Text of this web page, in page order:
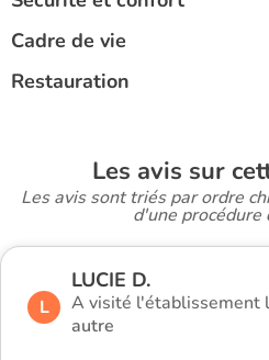
Cadre de vie
Restauration
Les avis sur
Les avis sont triés par ordre
d'une procédure
L
LUCIE D.
A visité l'établissement
autre